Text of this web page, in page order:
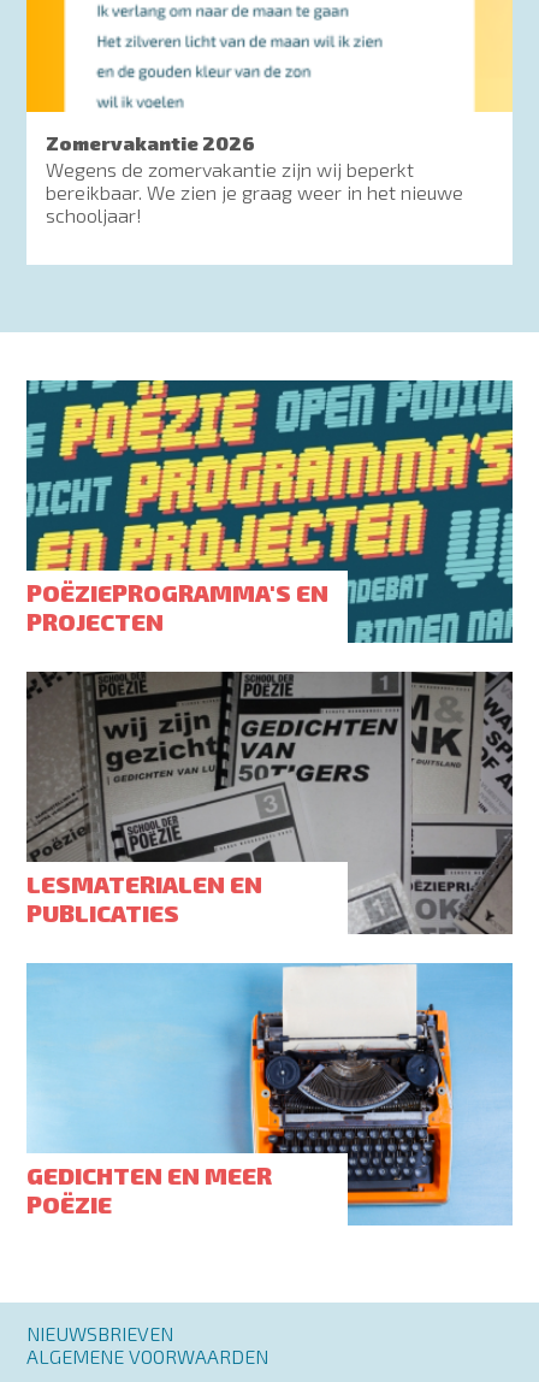
Zomervakantie 2026
Wegens de zomervakantie zijn wij beperkt
bereikbaar. We zien je graag weer in het nieuwe
schooljaar!
POËZIEPROGRAMMA'S EN
PROJECTEN
LESMATERIALEN EN
PUBLICATIES
GEDICHTEN EN MEER
POËZIE
Footer
menu
NIEUWSBRIEVEN
ALGEMENE VOORWAARDEN